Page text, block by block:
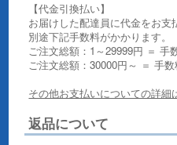
【代金引換払い】
お届けした配達員に代金をお支
別途下記手数料がかかります。
ご注文総額：1～29999円 ＝ 手
ご注文総額：30000円～ ＝ 手
その他お支払いについての詳細
返品について